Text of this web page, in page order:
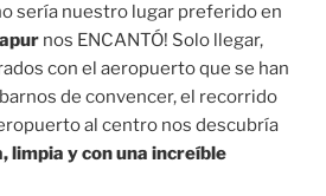
sería nuestro lugar preferido en
nos ENCANTÓ! Solo llegar,
con el aeropuerto que se han
de convencer, el recorrido
al centro nos descubría
limpia y con una increíble